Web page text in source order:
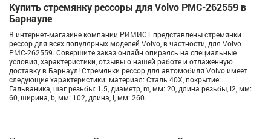
Купить стремянку рессоры для Volvo РМС-262559 в
Барнауле
В интернет-магазине компании РИМИСТ представлены стремянки
рессор для всех популярных моделей Volvo, в частности, для Volvo
РМС-262559. Совершите заказ онлайн опираясь на специальные
условия, характеристики, отзывы о нашей работе и отлаженную
доставку в Барнаул! Стремянки рессор для автомобиля Volvo имеет
следующие характеристики: материал: Сталь 40Х, покрытие:
Гальваника, шаг резьбы: 1.5, диаметр, m, мм: 20, длина резьбы, l2, мм:
60, ширина, b, мм: 102, длина, l, мм: 260.